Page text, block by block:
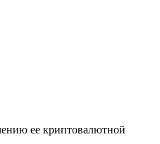
ее криптовалютной